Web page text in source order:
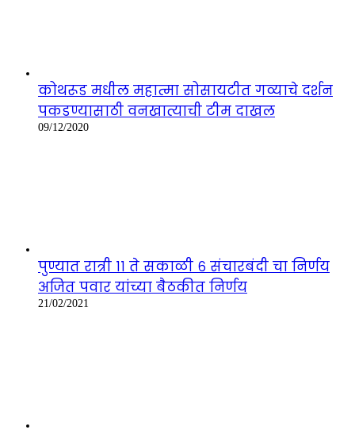
कोथरूड मधील महात्मा सोसायटीत गव्याचे दर्शन
पकडण्यासाठी वनखात्याची टीम दाखल
09/12/2020
पुण्यात रात्री ११ ते सकाळी ६ संचारबंदी चा निर्णय
अजित पवार यांच्या बैठकीत निर्णय
21/02/2021